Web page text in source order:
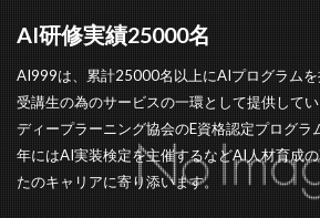
AI研修実績25000名
AI999は、累計25000名以上にAIプログラム
受講生の為のサービスの一環として提供して
ディープラーニング協会のE資格認定プログ
年にはAI実装検定を主催するなどAI人材育成
たのキャリアに寄り添います。